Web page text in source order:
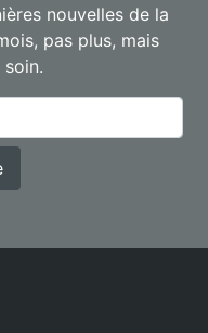
nouvelles de la
pas plus, mais